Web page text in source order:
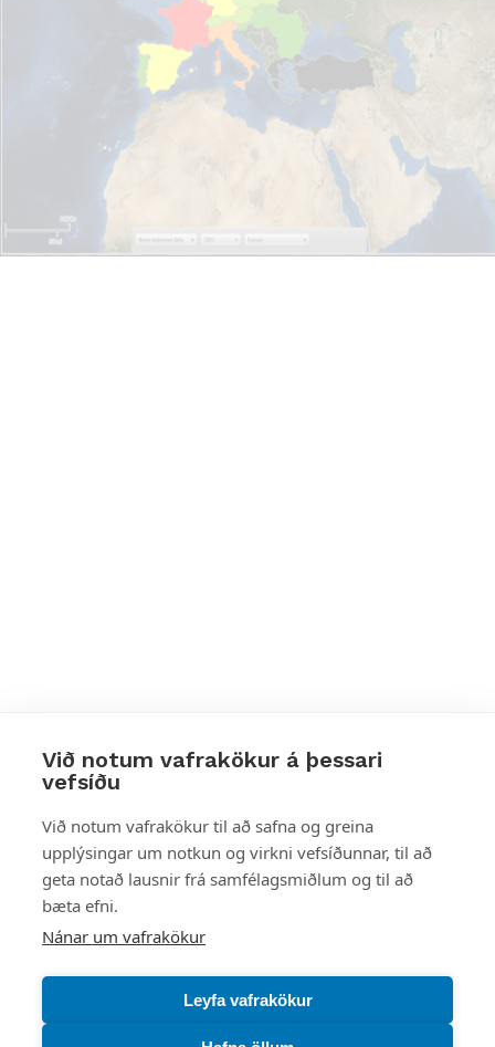
Við notum vafrakökur á þessari
vefsíðu
Við notum vafrakökur til að safna og greina
upplýsingar um notkun og virkni vefsíðunnar, til að
geta notað lausnir frá samfélagsmiðlum og til að
bæta efni.
Nánar um vafrakökur
Leyfa vafrakökur
Styttu þér leið
Mest skoðað
Starfsstöðvar